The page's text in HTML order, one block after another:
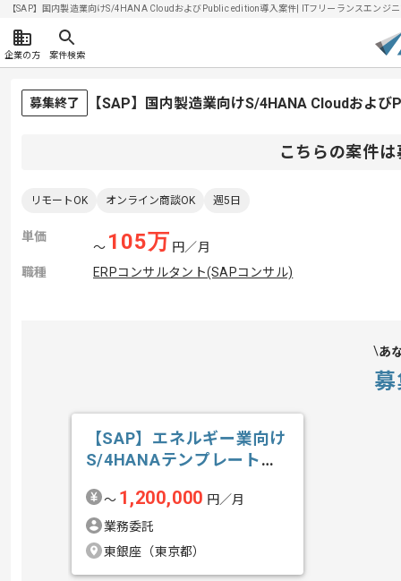
【SAP】国内製造業向けS/4HANA CloudおよびPublic edition導入案件| ITフリーランスエン
企業の方 案件検索
募集終了 【SAP】国内製造業向けS/4HANA Cloudおよ
こちらの案件
リモートOK オンライン商談OK 週5日
単価
〜 105万 円／月
職種
ERPコンサルタント(SAPコンサル)
あ
【SAP】エネルギー業向け
S/4HANAテンプレート導
〜 1,200,000 円／月
業務委託
東銀座（東京都）